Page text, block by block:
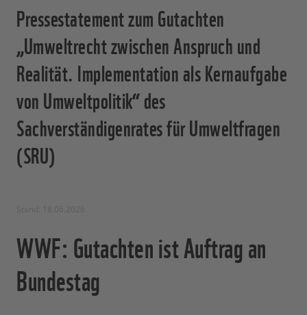
Pressestatement zum Gutachten
„Umweltrecht zwischen Anspruch und
Realität. Implementation als Kernaufgabe
von Umweltpolitik“ des
Sachverständigenrates für Umweltfragen
(SRU)
WWF: Gutachten ist Auftrag an
Bundestag